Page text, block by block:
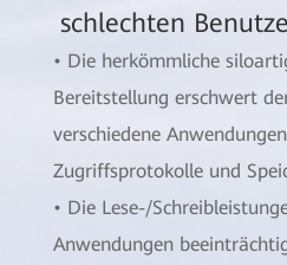
schlechten
• Die herkömmliche
Bereitstellung erschwert
verschiedene
Zugriffsprotokolle und
• Die Lese-/
Anwendungen